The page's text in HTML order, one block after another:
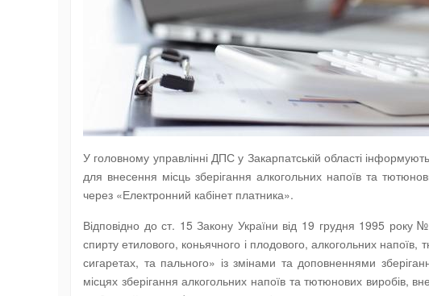
У головному управлінні ДПС у Закарпатській області
для внесення місць зберігання алкогольних напоїв та
через «Електронний кабінет платника».
Відповідно до ст. 15 Закону України від 19 грудня 1995
спирту етилового, коньячного і плодового, алкогольних
сигаретах, та пального» із змінами та доповненнями
місцях зберігання алкогольних напоїв та тютюнових виробів,